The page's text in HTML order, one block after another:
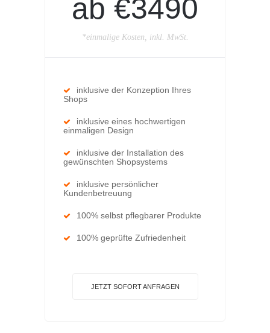
ab €3490
*einmalige Kosten, inkl. MwSt.
inklusive der Konzeption Ihres
Shops
inklusive eines hochwertigen
einmaligen Design
inklusive der Installation des
gewünschten Shopsystems
inklusive persönlicher
Kundenbetreuung
100% selbst pflegbarer Produkte
100% geprüfte Zufriedenheit
JETZT SOFORT ANFRAGEN